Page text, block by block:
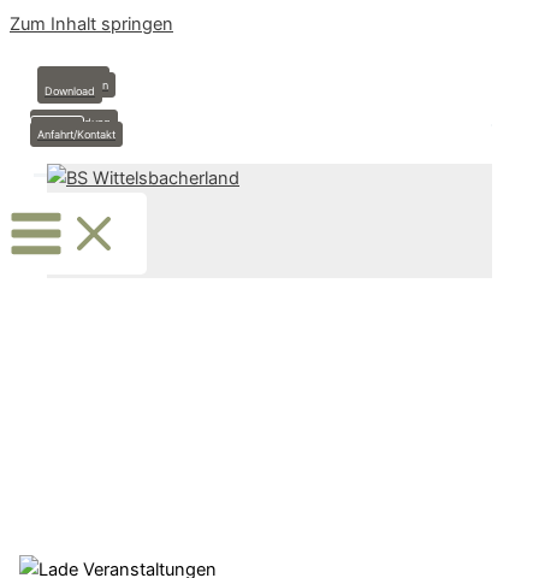
Zum Inhalt springen
Stundenplan
Download
Krankmeldung
Termine
Anfahrt/Kontakt